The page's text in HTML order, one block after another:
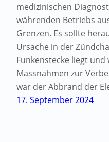
medizinischen
währenden Betriebs
Grenzen. Es sollte
Ursache in der
Funkenstecke liegt und
Massnahmen zur
war der Abbrand der
17. September 2024